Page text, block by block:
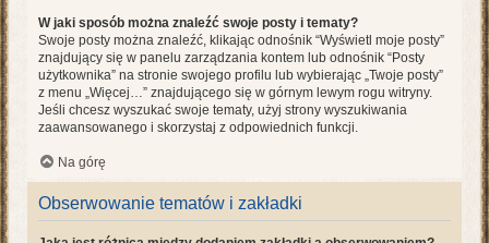
W jaki sposób można znaleźć swoje posty i tematy?
Swoje posty można znaleźć, klikając odnośnik “Wyświetl moje posty”
znajdujący się w panelu zarządzania kontem lub odnośnik “Posty
użytkownika” na stronie swojego profilu lub wybierając „Twoje posty”
z menu „Więcej…” znajdującego się w górnym lewym rogu witryny.
Jeśli chcesz wyszukać swoje tematy, użyj strony wyszukiwania
zaawansowanego i skorzystaj z odpowiednich funkcji.
Na górę
Obserwowanie tematów i zakładki